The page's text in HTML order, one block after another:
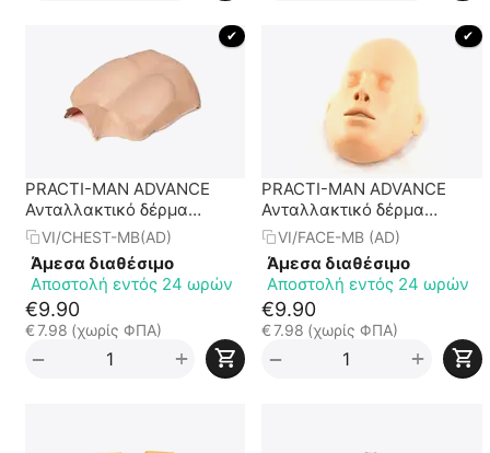
✔
PRACTI-MAN ADVANCE
Ανταλλακτικό δέρμα
θώρακα προπλάσματος
VI/CHEST-MB(AD)
Άμεσα διαθέσιμο
Αποστολή εντός 24 ωρών
€9.90
€7.98 (χωρίς ΦΠΑ)
+
−
✔
PRACTI-MAN ADVANCE
Ανταλλακτικό δέρμα
προσώπου προπλάσματος
VI/FACE-MB (AD)
Άμεσα διαθέσιμο
Αποστολή εντός 24 ωρών
€9.90
€7.98 (χωρίς ΦΠΑ)
+
−